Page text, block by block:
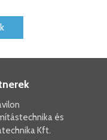
és
Kft.